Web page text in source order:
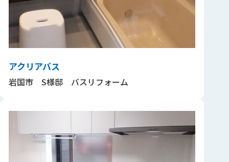
アクリアバス
岩国市 S様邸 バスリフォーム